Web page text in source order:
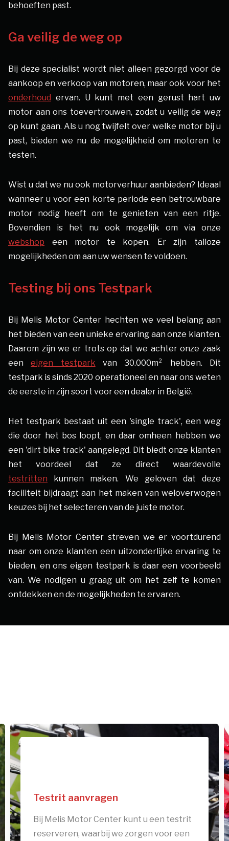
behoeften past.
Ga veilig de weg op
Bij deze specialist wordt niet alleen gezorgd voor de
aankoop en verkoop van motoren, maar ook voor het
onderhoud ervan. U kunt met een gerust hart uw
motor aan ons toevertrouwen, zodat u veilig de weg
op kunt gaan. Als u nog twijfelt over welke motor bij u
past, bieden we nu de mogelijkheid om motoren te
testen.
Wist u dat we nu ook motorverhuur aanbieden? Ideaal
wanneer u voor een korte periode een betrouwbare
motor nodig heeft om te genieten van een ritje.
Bovendien is het nu ook mogelijk om via onze
webshop een motor te kopen. Er zijn talloze
mogelijkheden om aan uw wensen te voldoen.
Testing bij ons Testpark
Bij Melis Motor Center hechten we veel belang aan
het bieden van een unieke ervaring aan onze klanten.
Daarom zijn we er trots op dat we achter onze zaak
eeneigen testpark van 30.000m² hebben. Dit
testpark is sinds 2020 operationeel en naar ons weten
de eerste in zijn soort voor een dealer in België.
Het testpark bestaat uit een 'single track', een weg
die door het bos loopt, en daar omheen hebben we
een 'dirt bike track' aangelegd. Dit biedt onze klanten
het voordeel dat ze direct waardevolle
testritten kunnen maken. We geloven dat deze
faciliteit bijdraagt aan het maken van weloverwogen
keuzes bij het selecteren van de juiste motor.
Bij Melis Motor Center streven we er voortdurend
naar om onze klanten een uitzonderlijke ervaring te
bieden, en ons eigen testpark is daar een voorbeeld
van. We nodigen u graag uit om het zelf te komen
ontdekken en de mogelijkheden te ervaren.
Testrit aanvragen
Bij Melis Motor Center kunt u een testrit
reserveren, waarbij we zorgen voor een